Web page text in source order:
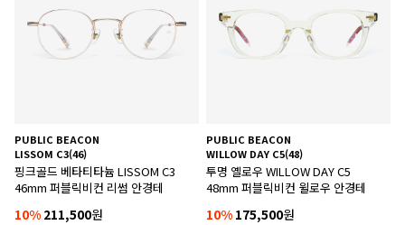
PUBLIC BEACON
LISSOM C3(46)
핑크골드 베타티타늄 LISSOM C3
46mm 퍼블릭비컨 리썸 안경테
10% 211,500원
PUBLIC BEACON
WILLOW DAY C5(48)
투명 옐로우 WILLOW DAY C5
48mm 퍼블릭비컨 윌로우 안경테
10% 175,500원